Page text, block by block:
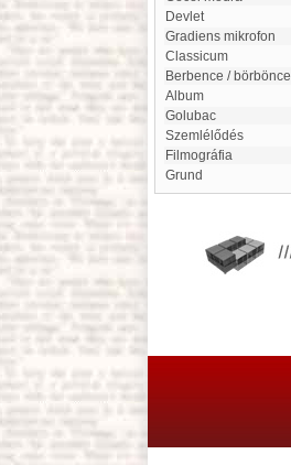
Devlet
gradiens mikrofon
Classicum
Berbence / börbönce
Album
Golubac
Szemlélődés
filmográfia
Grund